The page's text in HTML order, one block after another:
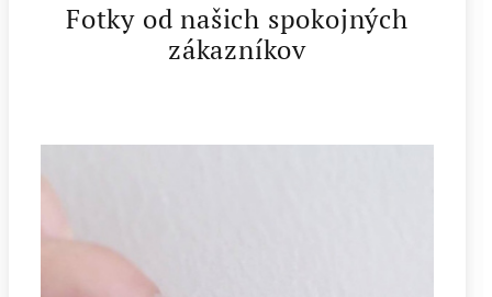
Fotky od našich spokojných
zákazníkov